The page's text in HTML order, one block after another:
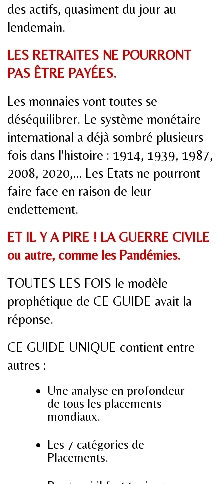
des actifs, quasiment du jour au
lendemain.
LES RETRAITES NE POURRONT
PAS ÊTRE PAYÉES.
Les monnaies vont toutes se
déséquilibrer. Le système monétaire
international a déjà sombré plusieurs
fois dans l'histoire : 1914, 1939, 1987,
2008, 2020,... Les Etats ne pourront
faire face en raison de leur
endettement.
ET IL Y A PIRE ! LA GUERRE CIVILE
ou autre, comme les Pandémies.
TOUTES LES FOIS le modèle
prophétique de CE GUIDE avait la
réponse.
CE GUIDE UNIQUE contient entre
autres :
Une analyse en profondeur
de tous les placements
mondiaux.
Les 7 catégories de
Placements.